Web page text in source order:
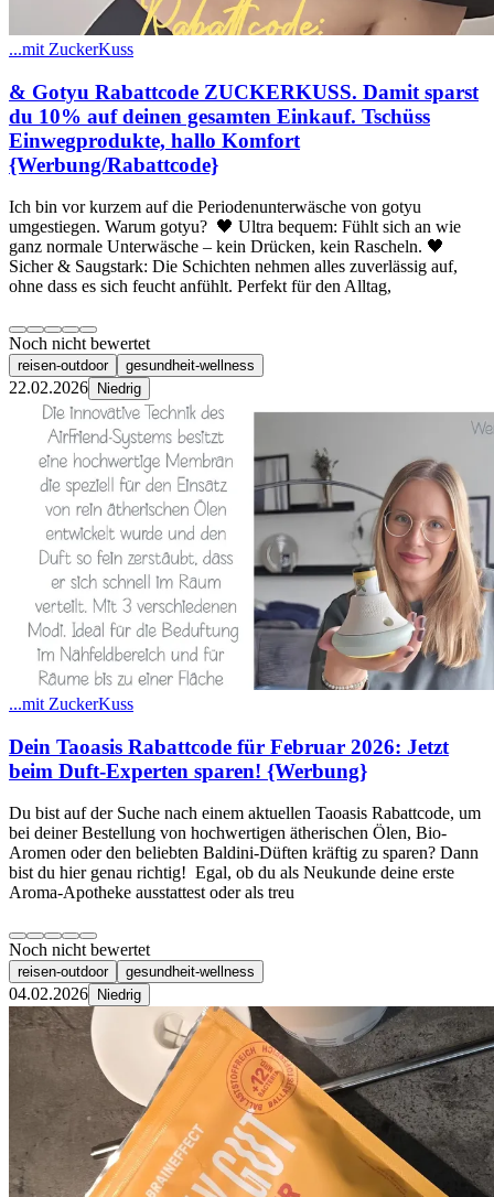
...mit ZuckerKuss
& Gotyu Rabattcode ZUCKERKUSS. Damit sparst
du 10% auf deinen gesamten Einkauf. Tschüss
Einwegprodukte, hallo Komfort
{Werbung/Rabattcode}
​Ich bin vor kurzem auf die Periodenunterwäsche von gotyu
umgestiegen. Warum gotyu? ​🖤 Ultra bequem: Fühlt sich an wie
ganz normale Unterwäsche – kein Drücken, kein Rascheln. ​🖤
Sicher & Saugstark: Die Schichten nehmen alles zuverlässig auf,
ohne dass es sich feucht anfühlt. Perfekt für den Alltag,
Noch nicht bewertet
reisen-outdoor gesundheit-wellness
22.02.2026 Niedrig
...mit ZuckerKuss
Dein Taoasis Rabattcode für Februar 2026: Jetzt
beim Duft-Experten sparen! {Werbung}
​Du bist auf der Suche nach einem aktuellen Taoasis Rabattcode, um
bei deiner Bestellung von hochwertigen ätherischen Ölen, Bio-
Aromen oder den beliebten Baldini-Düften kräftig zu sparen? Dann
bist du hier genau richtig! ​Egal, ob du als Neukunde deine erste
Aroma-Apotheke ausstattest oder als treu
Noch nicht bewertet
reisen-outdoor gesundheit-wellness
04.02.2026 Niedrig